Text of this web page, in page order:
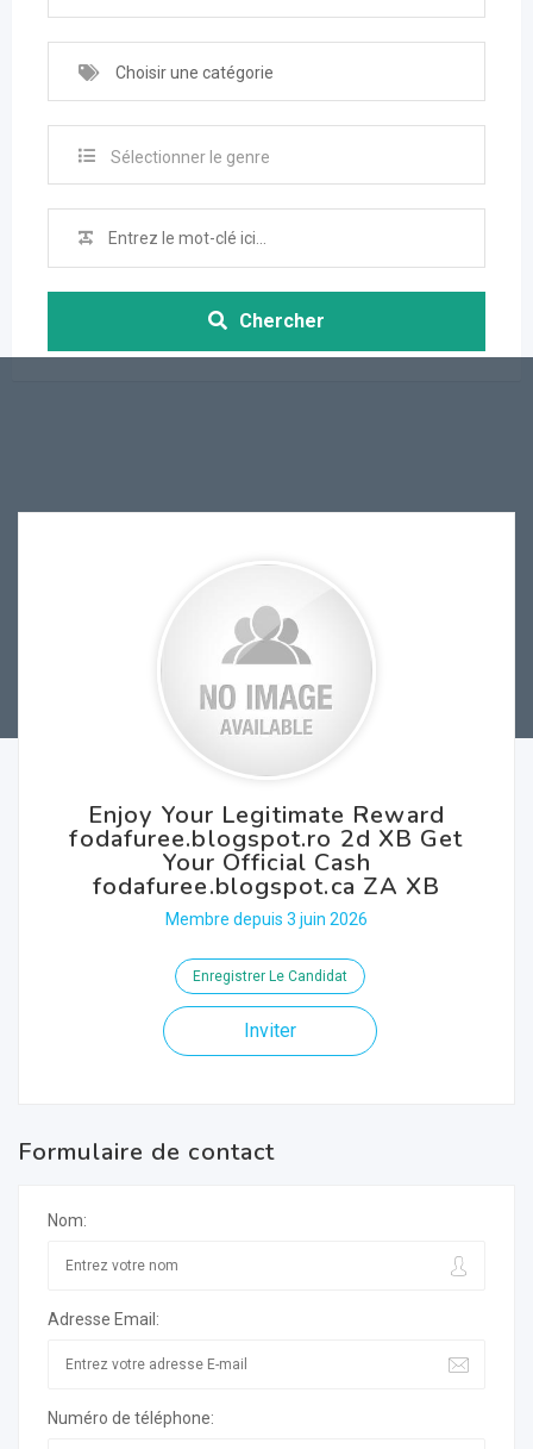
Choisir une catégorie
Sélectionner le genre
Chercher
Enjoy Your Legitimate Reward
fodafuree.blogspot.ro 2d XB Get
Your Official Cash
fodafuree.blogspot.ca ZA XB
Membre depuis 3 juin 2026
Enregistrer Le Candidat
Inviter
Formulaire de contact
Nom:
Adresse Email:
Numéro de téléphone: